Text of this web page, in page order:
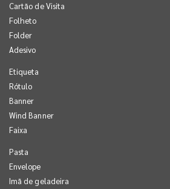
Cartão de Visita
Folheto
Folder
Adesivo
Etiqueta
Rótulo
Banner
Wind Banner
Faixa
Pasta
Envelope
Imã de geladeira